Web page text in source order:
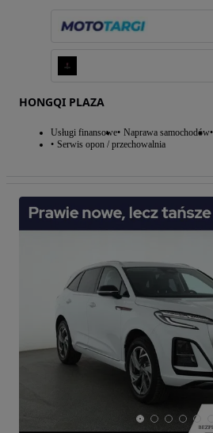
HONGQI PLAZA
Usługi finansowe Naprawa samochodów
Serwis opon / przechowalnia